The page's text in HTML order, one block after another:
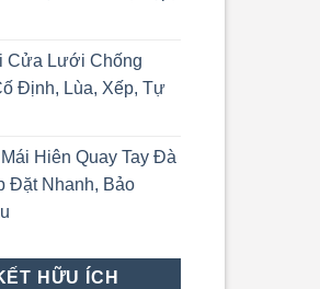
Cửa Lưới Chống
Định, Lùa, Xếp, Tự
Hiên Quay Tay Đà
Đặt Nhanh, Bảo
HỮU ÍCH